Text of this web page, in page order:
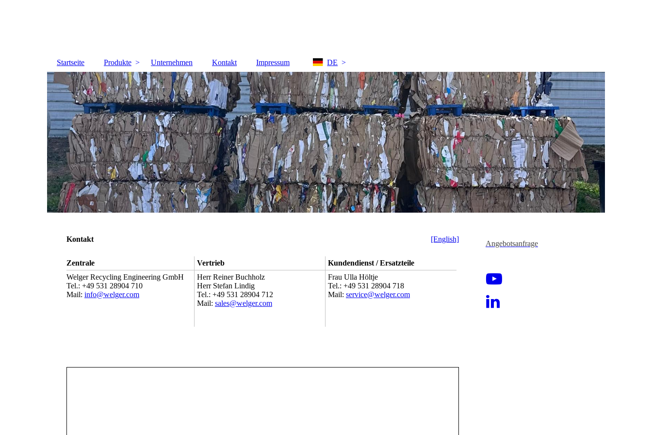
Startseite Produkte Unternehmen Kontakt Impressum DE
Kontakt [English]
Zentrale Vertrieb
Kundendienst / Ersatzteile
Welger Recycling Engineering GmbH
Tel.: +49 531 28904 710
Mail: info@welger.com
Herr Reiner Buchholz
Herr Stefan Lindig
Tel.: +49 531 28904 712
Mail: sales@welger.com
Frau Ulla Höltje
Tel.: +49 531 28904 718
Mail: service@welger.com
Angebotsanfrage